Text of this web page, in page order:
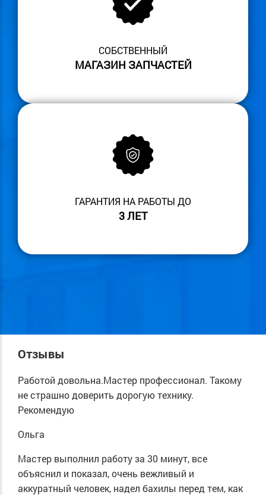
СОБСТВЕННЫЙ
МАГАЗИН ЗАПЧАСТЕЙ
ГАРАНТИЯ НА РАБОТЫ ДО
3 ЛЕТ
Отзывы
Работой довольна.Мастер профессионал. Такому
не страшно доверить дорогую технику.
Рекомендую
Ольга
Мастер выполнил работу за 30 минут, все
объяснил и показал, очень вежливый и
аккуратный человек, надел бахилы перед тем, как